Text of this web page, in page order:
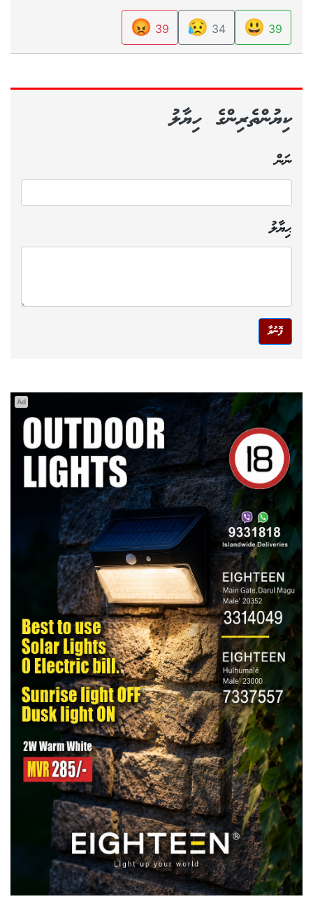
39
😃
34
😥
39
😡
ކިޔުންތެރިންގެ ހިޔާލު
ނަން
ޙިޔާލު
ފޮނުވާ
Ad